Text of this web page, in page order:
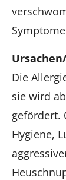
Die
sie wird
gefördert.
Hygiene,